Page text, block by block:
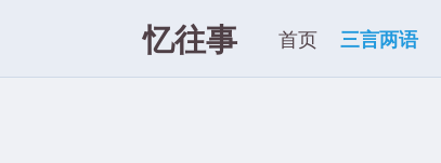
忆往事 首页 三言两语